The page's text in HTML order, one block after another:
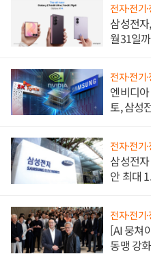
전자·전기
삼성전
월31일
전자·전기
엔비디
토, 삼성
전자·전기
삼성전
안 최대
전자·전기
[AI 뭉쳐
동맹 강